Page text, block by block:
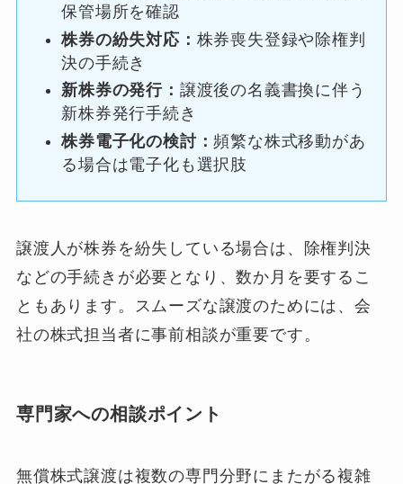
保管場所を確認
株券の紛失対応： 株券喪失登録や除権判
決の手続き
新株券の発行： 譲渡後の名義書換に伴う
新株券発行手続き
株券電子化の検討：頻繁な株式移動があ
る場合は電子化も選択肢
譲渡人が株券を紛失している場合は、除権判決
などの手続きが必要となり、数か月を要するこ
ともあります。スムーズな譲渡のためには、会
社の株式担当者に事前相談が重要です。
専門家への相談ポイント
無償株式譲渡は複数の専門分野にまたがる複雑